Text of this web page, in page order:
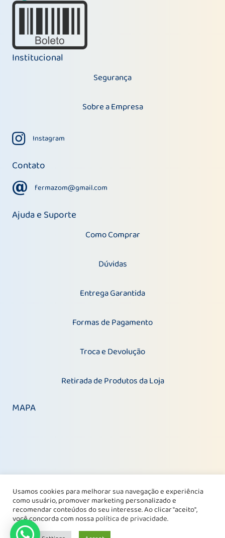
Institucional
Segurança
Sobre a Empresa
InstagramInstagram
Contato
fermazom@gmail.com
fermazom@gmail.com
Ajuda e Suporte
Como Comprar
Dúvidas
Entrega Garantida
Formas de Pagamento
Troca e Devolução
Retirada de Produtos da Loja
MAPA
Usamos cookies para melhorar sua navegação e experiência
como usuário, promover marketing personalizado e
recomendar conteúdos do seu interesse. Ao clicar "aceito",
você concorda com nossapolítica de privacidade.